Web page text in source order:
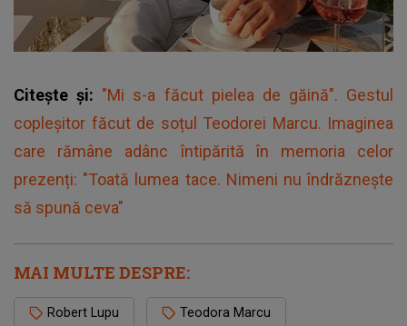
Citește și: "Mi s-a făcut pielea de găină". Gestul
copleșitor făcut de soțul Teodorei Marcu. Imaginea
care rămâne adânc întipărită în memoria celor
prezenți: "Toată lumea tace. Nimeni nu îndrăznește
să spună ceva"
MAI MULTE DESPRE:
Robert Lupu Teodora Marcu